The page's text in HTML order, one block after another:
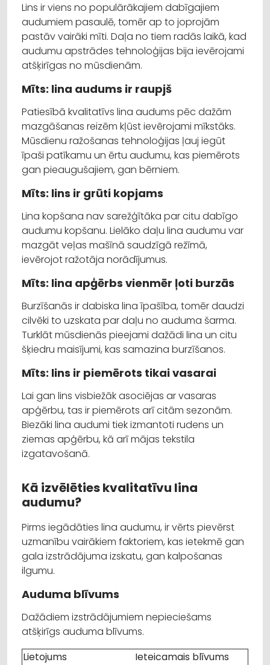
Lins ir viens no populārākajiem dabīgajiem
audumiem pasaulē, tomēr ap to joprojām
pastāv vairāki mīti. Daļa no tiem radās laikā, kad
audumu apstrādes tehnoloģijas bija ievērojami
atšķirīgas no mūsdienām.
Mīts: lina audums ir raupjš
Patiesībā kvalitatīvs lina audums pēc dažām
mazgāšanas reizēm kļūst ievērojami mīkstāks.
Mūsdienu ražošanas tehnoloģijas ļauj iegūt
īpaši patīkamu un ērtu audumu, kas piemērots
gan pieaugušajiem, gan bērniem.
Mīts: lins ir grūti kopjams
Lina kopšana nav sarežģītāka par citu dabīgo
audumu kopšanu. Lielāko daļu lina audumu var
mazgāt veļas mašīnā saudzīgā režīmā,
ievērojot ražotāja norādījumus.
Mīts: lina apģērbs vienmēr ļoti burzās
Burzīšanās ir dabiska lina īpašība, tomēr daudzi
cilvēki to uzskata par daļu no auduma šarma.
Turklāt mūsdienās pieejami dažādi lina un citu
šķiedru maisījumi, kas samazina burzīšanos.
Mīts: lins ir piemērots tikai vasarai
Lai gan lins visbiežāk asociējas ar vasaras
apģērbu, tas ir piemērots arī citām sezonām.
Biezāki lina audumi tiek izmantoti rudens un
ziemas apģērbu, kā arī mājas tekstila
izgatavošanā.
Kā izvēlēties kvalitatīvu lina
audumu?
Pirms iegādāties lina audumu, ir vērts pievērst
uzmanību vairākiem faktoriem, kas ietekmē gan
gala izstrādājuma izskatu, gan kalpošanas
ilgumu.
Auduma blīvums
Dažādiem izstrādājumiem nepieciešams
atšķirīgs auduma blīvums.
Lietojums
Ieteicamais blīvums